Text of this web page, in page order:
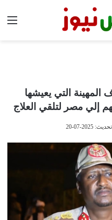
التي يعيشها
إلي مصر لتلقي العلاج
2025-07-20